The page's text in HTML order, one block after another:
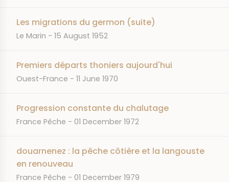
Les migrations du germon (suite)
JOURNAL
Le Marin DATE
15 August 1952
Premiers départs thoniers aujourd'hui
JOURNAL
Ouest-France DATE
11 June 1970
Progression constante du chalutage
JOURNAL
France Pêche DATE
01 December 1972
douarnenez : la pêche côtière et la langouste
en renouveau
JOURNAL
France Pêche DATE
01 December 1979